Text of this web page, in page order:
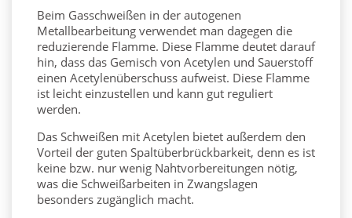
Beim Gasschweißen in der autogenen
Metallbearbeitung verwendet man dagegen die
reduzierende Flamme. Diese Flamme deutet darauf
hin, dass das Gemisch von Acetylen und Sauerstoff
einen Acetylenüberschuss aufweist. Diese Flamme
ist leicht einzustellen und kann gut reguliert
werden.
Das Schweißen mit Acetylen bietet außerdem den
Vorteil der guten Spaltüberbrückbarkeit, denn es ist
keine bzw. nur wenig Nahtvorbereitungen nötig,
was die Schweißarbeiten in Zwangslagen
besonders zugänglich macht.